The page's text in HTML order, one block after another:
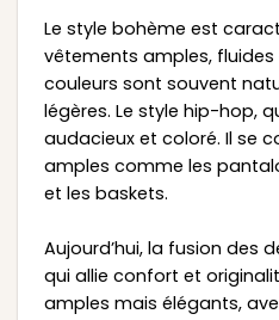
Le style bohème est
vêtements amples,
couleurs sont souvent
légères. Le style hip-hop,
audacieux et coloré. Il se
amples comme les
et les baskets.
Aujourd’hui, la fusion des
qui allie confort et
amples mais élégants,